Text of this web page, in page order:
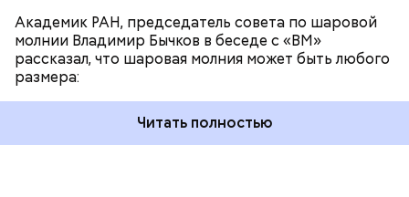
Академик РАН, председатель совета по шаровой
молнии Владимир Бычков в беседе с «ВМ»
рассказал, что шаровая молния может быть любого
размера:
Читать полностью
За свою земную жизнь он совершил множество
добрых дел во славу Божию.